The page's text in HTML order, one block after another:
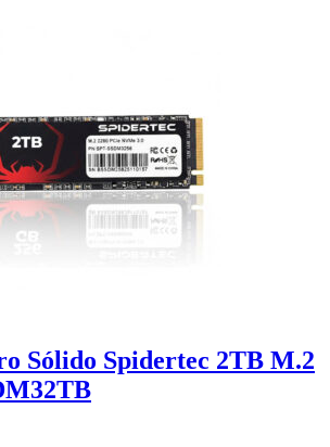
Sólido Spidertec 2TB M.2